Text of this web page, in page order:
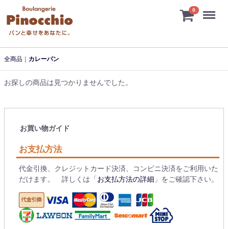
0
全商品 カレーパン
お探しの商品は見つかりませんでした。
お買い物ガイド
お支払方法
代金引換、クレジットカード決済、コンビニ決済をご利用いた
だけます。 詳しくは「 お支払方法の詳細 」をご確認下さい。